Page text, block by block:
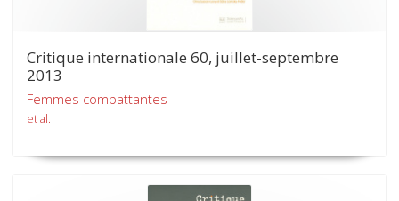
Critique internationale 60, juillet-septembre
2013
Femmes combattantes
et al.